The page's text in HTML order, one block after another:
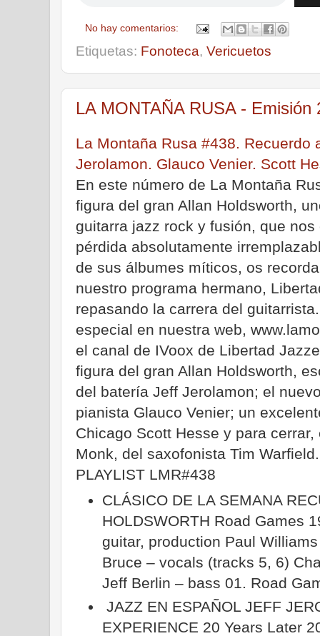
No hay comentarios:
Etiquetas: Fonoteca, Vericuetos
LA MONTAÑA RUSA - Emisión
La Montaña Rusa #438. Recuerdo
Jerolamon. Glauco Venier. Scott
En este número de La Montaña
figura del gran Allan Holdsworth,
guitarra jazz rock y fusión, que
pérdida absolutamente
de sus álbumes míticos, os
nuestro programa hermano,
repasando la carrera del
especial en nuestra web,
el canal de IVoox de Libertad
figura del gran Allan Holdsworth,
del batería Jeff Jerolamon; el
pianista Glauco Venier; un
Chicago Scott Hesse y para
Monk, del saxofonista Tim Warfield.
PLAYLIST LMR#438
CLÁSICO DE LA SEMANA
HOLDSWORTH Road Games
guitar, production Paul
Bruce – vocals (tracks 5, 6)
Jeff Berlin – bass 01. Road
JAZZ EN ESPAÑOL JEFF
EXPERIENCE 20 Years Later